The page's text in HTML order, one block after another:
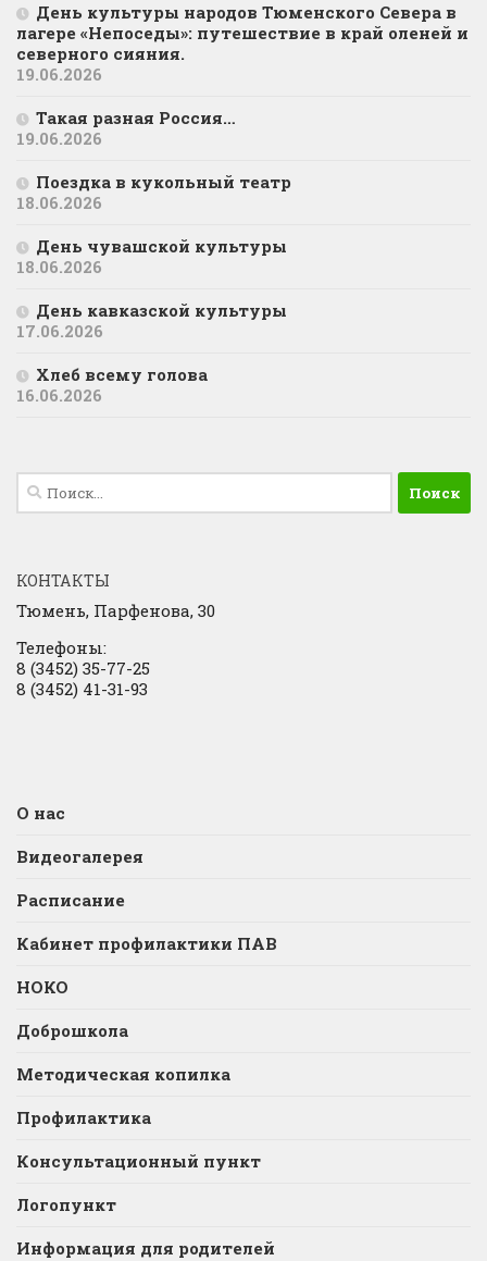
День культуры народов Тюменского Севера в
лагере «Непоседы»: путешествие в край оленей и
северного сияния.
19.06.2026
Такая разная Россия…
19.06.2026
Поездка в кукольный театр
18.06.2026
День чувашской культуры
18.06.2026
День кавказской культуры
17.06.2026
Хлеб всему голова
16.06.2026
Найти:
КОНТАКТЫ
Тюмень, Парфенова, 30
Телефоны:
8 (3452) 35-77-25
8 (3452) 41-31-93
О нас
Видеогалерея
Расписание
Кабинет профилактики ПАВ
НОКО
Доброшкола
Методическая копилка
Профилактика
Консультационный пункт
Логопункт
Информация для родителей